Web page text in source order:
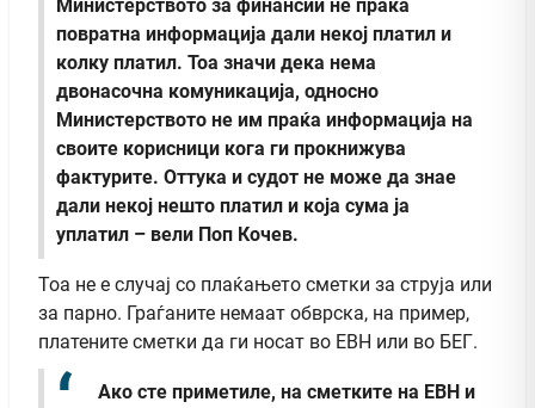
Министерството за финансии не праќа
повратна информација дали некој платил и
колку платил. Тоа значи дека нема
двонасочна комуникација, односно
Министерството не им праќа информација на
своите корисници кога ги прокнижува
фактурите. Оттука и судот не може да знае
дали некој нешто платил и која сума ја
уплатил – вели Поп Кочев.
Тоа не е случај со плаќањето сметки за струја или
за парно. Граѓаните немаат обврска, на пример,
платените сметки да ги носат во ЕВН или во БЕГ.
Ако сте приметиле, на сметките на ЕВН и